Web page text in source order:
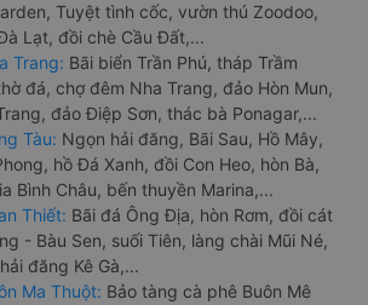
Tuyệt tình cốc, vườn thú Zoodoo,
Lạt, đồi chè Cầu Đất,...
Trang: Bãi biển Trần Phú, tháp Trầm
đá, chợ đêm Nha Trang, đảo Hòn Mun,
đảo Điệp Sơn, thác bà Ponagar,...
Tàu: Ngọn hải đăng, Bãi Sau, Hồ Mây,
hồ Đá Xanh, đồi Con Heo, hòn Bà,
Bình Châu, bến thuyền Marina,...
Thiết: Bãi đá Ông Địa, hòn Rơm, đồi cát
- Bàu Sen, suối Tiên, làng chài Mũi Né,
đăng Kê Gà,...
Ma Thuột: Bảo tàng cà phê Buôn Mê